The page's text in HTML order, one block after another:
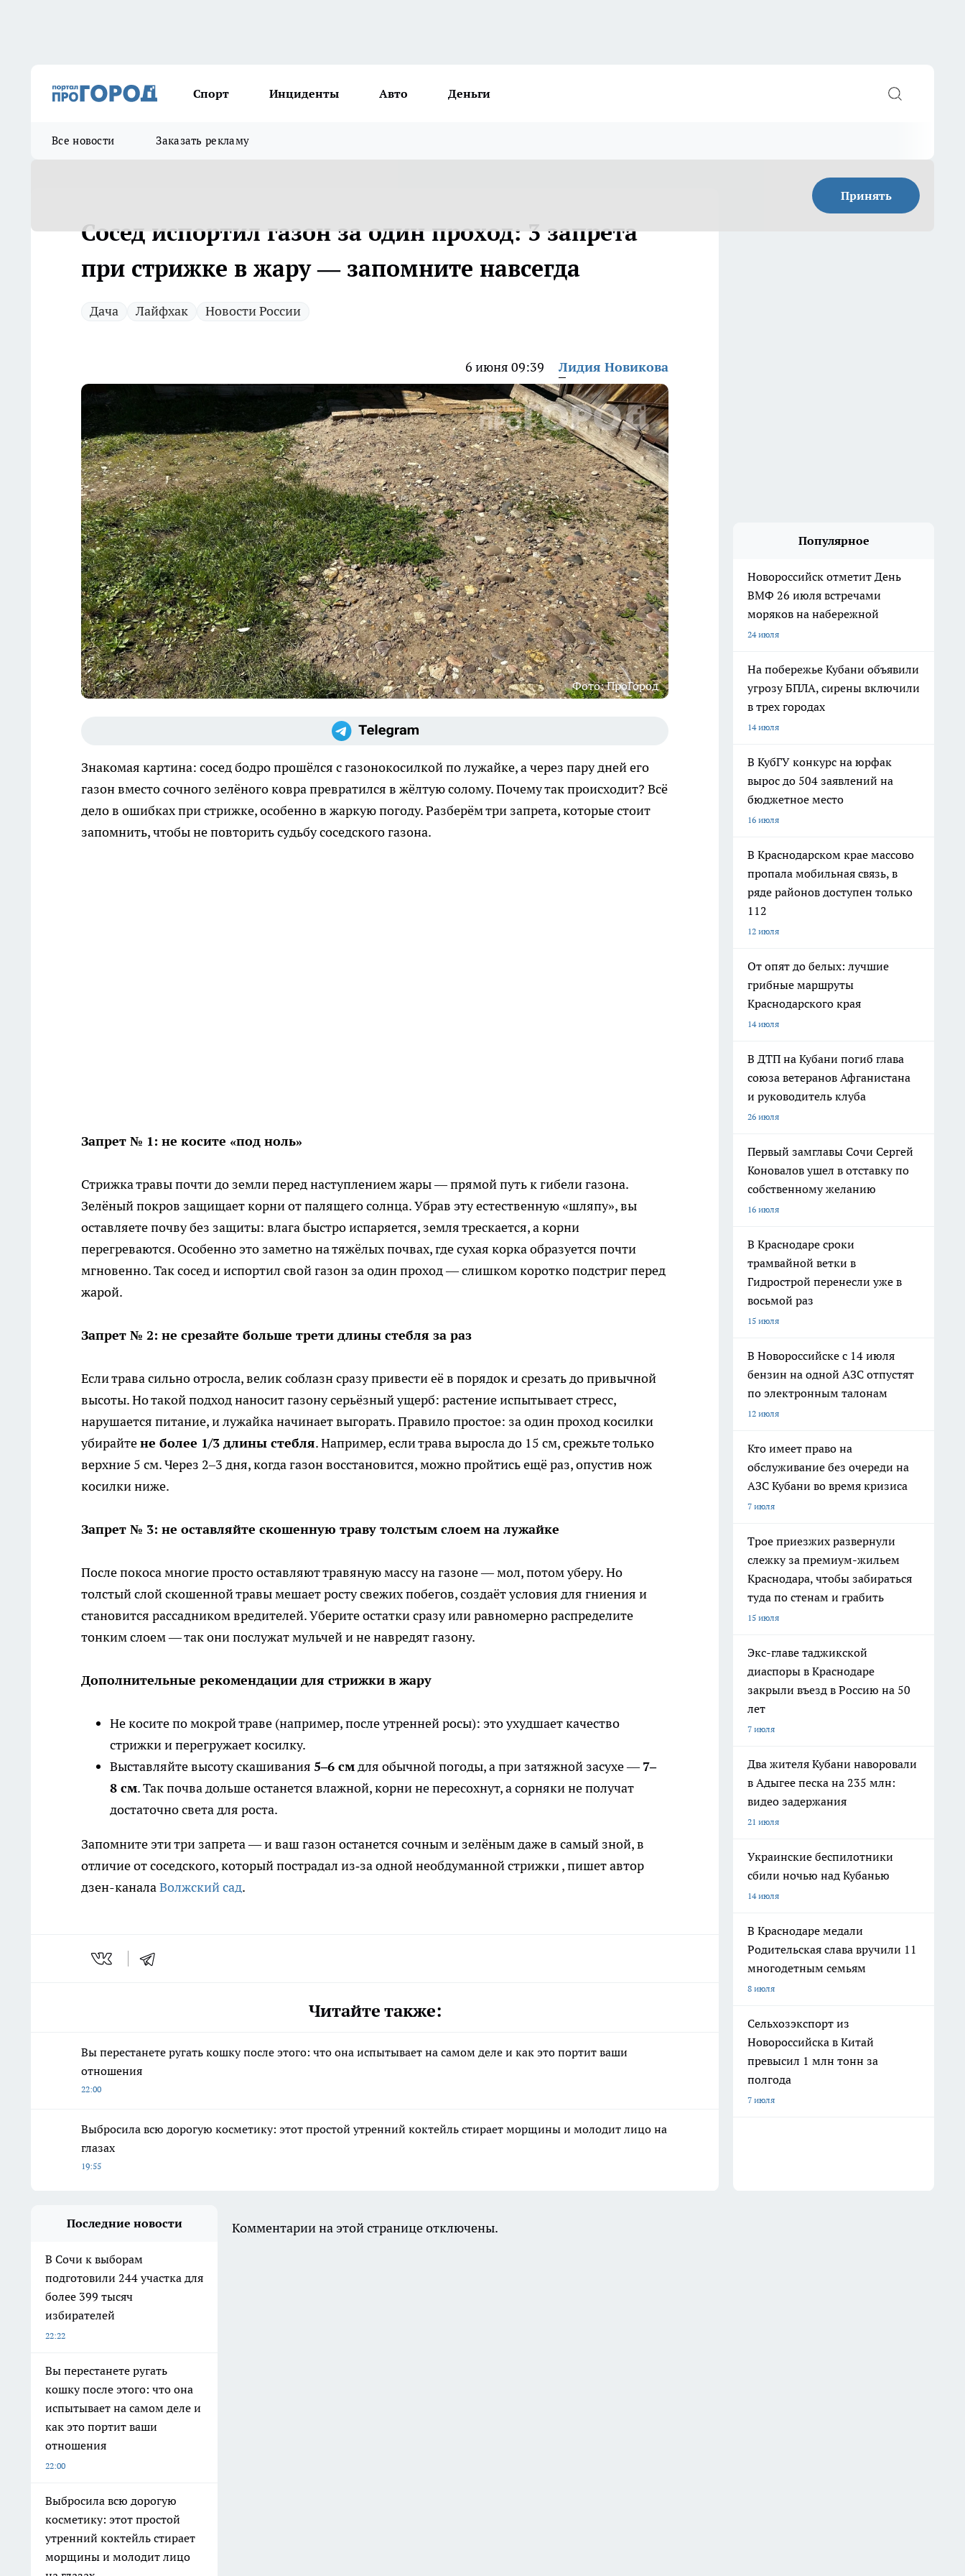
Спорт Инциденты Авто Деньги
Все новости Заказать рекламу
Принять
Сосед испортил газон за один проход: 3 запрета
при стрижке в жару — запомните навсегда
Дача Лайфхак Новости России
6 июня 09:39 Лидия Новикова
Фото: ПроГород
Знакомая картина: сосед бодро прошёлся с газонокосилкой по лужайке, а через пару дней его
газон вместо сочного зелёного ковра превратился в жёлтую солому. Почему так происходит? Всё
дело в ошибках при стрижке, особенно в жаркую погоду. Разберём три запрета, которые стоит
запомнить, чтобы не повторить судьбу соседского газона.
Запрет № 1: не косите «под ноль»
Стрижка травы почти до земли перед наступлением жары — прямой путь к гибели газона.
Зелёный покров защищает корни от палящего солнца. Убрав эту естественную «шляпу», вы
оставляете почву без защиты: влага быстро испаряется, земля трескается, а корни
перегреваются. Особенно это заметно на тяжёлых почвах, где сухая корка образуется почти
мгновенно. Так сосед и испортил свой газон за один проход — слишком коротко подстриг перед
жарой.
Запрет № 2: не срезайте больше трети длины стебля за раз
Если трава сильно отросла, велик соблазн сразу привести её в порядок и срезать до привычной
высоты. Но такой подход наносит газону серьёзный ущерб: растение испытывает стресс,
нарушается питание, и лужайка начинает выгорать. Правило простое: за один проход косилки
убирайтене более 1/3 длины стебля. Например, если трава выросла до 15 см, срежьте только
верхние 5 см. Через 2–3 дня, когда газон восстановится, можно пройтись ещё раз, опустив нож
косилки ниже.
Запрет № 3: не оставляйте скошенную траву толстым слоем на лужайке
После покоса многие просто оставляют травяную массу на газоне — мол, потом уберу. Но
толстый слой скошенной травы мешает росту свежих побегов, создаёт условия для гниения и
становится рассадником вредителей. Уберите остатки сразу или равномерно распределите
тонким слоем — так они послужат мульчей и не навредят газону.
Дополнительные рекомендации для стрижки в жару
Не косите по мокрой траве (например, после утренней росы): это ухудшает качество
стрижки и перегружает косилку.
Выставляйте высоту скашивания 5–6 смдля обычной погоды, а при затяжной засухе —7–
8 см. Так почва дольше останется влажной, корни не пересохнут, а сорняки не получат
достаточно света для роста.
Запомните эти три запрета — и ваш газон останется сочным и зелёным даже в самый зной, в
отличие от соседского, который пострадал из‑за одной необдуманной стрижки, пишет автор
дзен-каналаВолжский сад.
Читайте также:
Вы перестанете ругать кошку после этого: что она испытывает на самом деле и как это портит ваши
отношения
22:00
Выбросила всю дорогую косметику: этот простой утренний коктейль стирает морщины и молодит лицо на
глазах
19:55
Популярное
Новороссийск отметит День
ВМФ 26 июля встречами
моряков на набережной
24 июля
На побережье Кубани объявили
угрозу БПЛА, сирены включили
в трех городах
14 июля
В КубГУ конкурс на юрфак
вырос до 504 заявлений на
бюджетное место
16 июля
В Краснодарском крае массово
пропала мобильная связь, в
ряде районов доступен только
112
12 июля
От опят до белых: лучшие
грибные маршруты
Краснодарского края
14 июля
В ДТП на Кубани погиб глава
союза ветеранов Афганистана
и руководитель клуба
26 июля
Первый замглавы Сочи Сергей
Коновалов ушел в отставку по
собственному желанию
16 июля
В Краснодаре сроки
трамвайной ветки в
Гидрострой перенесли уже в
восьмой раз
15 июля
В Новороссийске с 14 июля
бензин на одной АЗС отпустят
по электронным талонам
12 июля
Кто имеет право на
обслуживание без очереди на
АЗС Кубани во время кризиса
7 июля
Трое приезжих развернули
слежку за премиум-жильем
Краснодара, чтобы забираться
туда по стенам и грабить
15 июля
Экс-главе таджикской
диаспоры в Краснодаре
закрыли въезд в Россию на 50
лет
7 июля
Два жителя Кубани наворовали
в Адыгее песка на 235 млн:
видео задержания
21 июля
Украинские беспилотники
сбили ночью над Кубанью
14 июля
В Краснодаре медали
Родительская слава вручили 11
многодетным семьям
8 июля
Сельхозэкспорт из
Новороссийска в Китай
превысил 1 млн тонн за
полгода
7 июля
Последние новости
В Сочи к выборам
подготовили 244 участка для
более 399 тысяч
избирателей
22:22
Вы перестанете ругать
кошку после этого: что она
испытывает на самом деле и
как это портит ваши
отношения
22:00
Выбросила всю дорогую
косметику: этот простой
утренний коктейль стирает
морщины и молодит лицо
Комментарии на этой странице отключены.